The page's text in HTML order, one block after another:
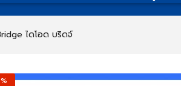
ไดโอด บริดจ์